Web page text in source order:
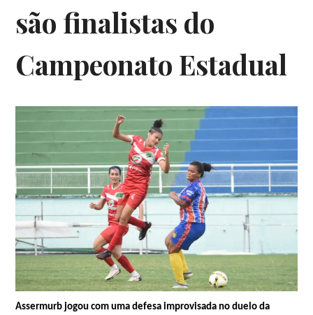
são finalistas do
Campeonato Estadual
Assermurb jogou com uma defesa improvisada no duelo da